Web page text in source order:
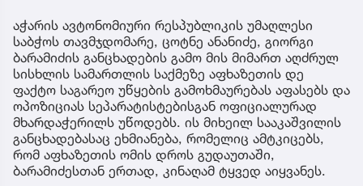
აჭარის ავტონომიური რესპუბლიკის უმაღლესი
საბჭოს თავმჯდომარე, ცოტნე ანანიძე, გიორგი
ბარამიძის განცხადების გამო მის მიმართ აღძრულ
სისხლის სამართლის საქმეზე აფხაზეთის დე
ფაქტო საგარეო უწყების გამოხმაურებას აფასებს და
ოპოზიციას სეპარატისტებისგან ოფიციალურად
მხარდაჭერილს უწოდებს. ის მიხეილ სააკაშვილის
განცხადებასაც ეხმიანება, რომელიც ამტკიცებს,
რომ აფხაზეთის ომის დროს გუდაუთაში,
ბარამიძესთან ერთად, კინაღამ ტყვედ აიყვანეს.